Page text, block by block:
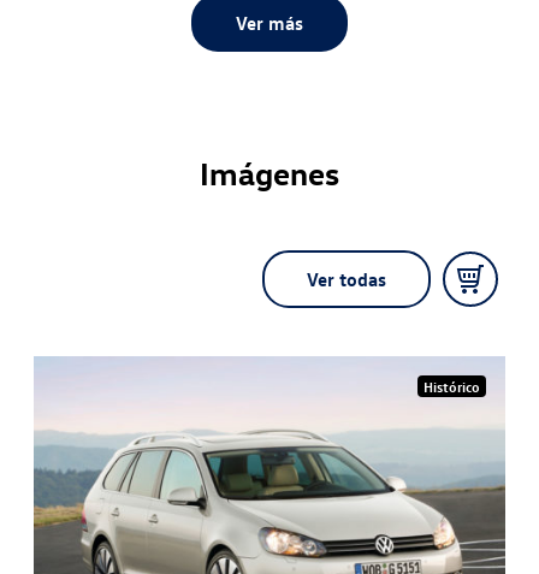
Golf todas las ventajas de un familiar. El segundo lleva
la eficiencia a su máxima expresión gracias a las nuevas
Ver más
Imágenes
Ver todas
Histórico